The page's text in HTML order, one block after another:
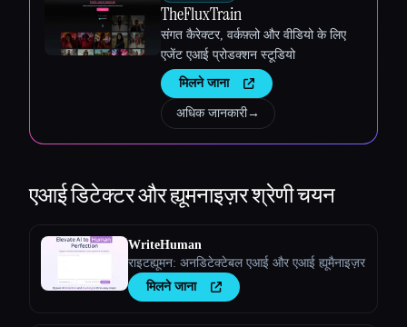
TheFluxTrain
संगत कैरेक्टर, वर्कफ़्लो और वीडियो के लिए
एजेंट एआई प्रोडक्शन स्टूडियो
मिलने जाना
अधिक जानकारी→
एआई डिटेक्टर और ह्यूमनाइज़रश्रेणी चयन
WriteHuman
राइटह्यूमन: अनडिटेक्टेबल एआई और एआई ह्यूमैनाइज़र
मिलने जाना